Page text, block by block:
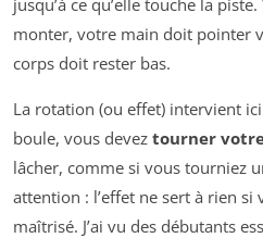
monter, votre main doit pointer
corps doit rester bas.
La rotation (ou effet) intervient
boule, vous devez tourner
lâcher, comme si vous tourniez
attention : l’effet ne sert à rien si
maîtrisé. J’ai vu des débutants